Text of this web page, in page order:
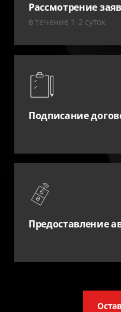
Рассмотрение
в течение 1-2 суток
Подписание
Предоставление